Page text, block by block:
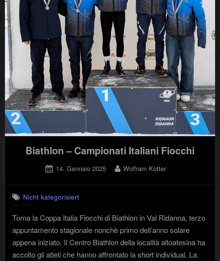
Biathlon – Campionati Italiani Fiocchi
Posted
14. Gennaio 2025 By
Wolfram Kotter
Nicht kategorisiert
Torna la Coppa Italia Fiocchi di Biathlon in Val Ridanna, terzo
appuntamento stagionale nonchè primo dell’anno solare
appena iniziato. Il Centro Biathlon della località altoatesina ha
accolto gli atleti che hanno affrontato la short individual. La